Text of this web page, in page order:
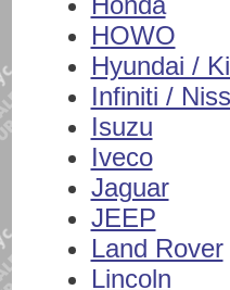
HOWO
Hyundai /
Infiniti /
Isuzu
Iveco
Jaguar
JEEP
Land Rover
Lincoln